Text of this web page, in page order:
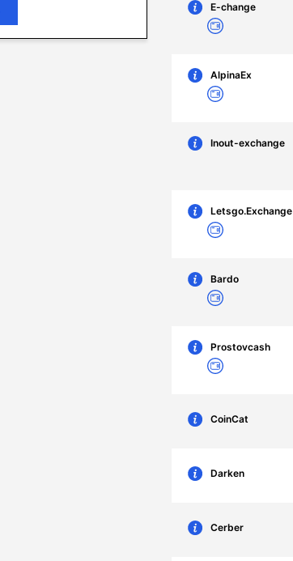
E-change
AlpinaEx
Inout-exchange
Letsgo.Exchange
Bardo
Prostovcash
CoinCat
Darken
Cerber